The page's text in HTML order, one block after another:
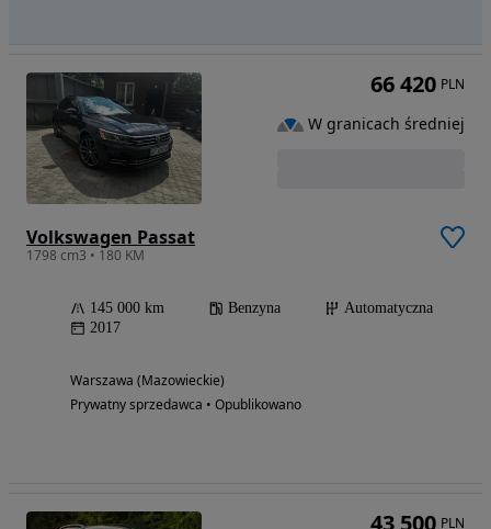
Volkswagen Passat
1798 cm3 • 180 KM
145 000 km Benzyna
Automatyczna
2017
Warszawa (Mazowieckie)
Prywatny sprzedawca • Opublikowano
66 420 PLN
W granicach średniej
43 500 PLN